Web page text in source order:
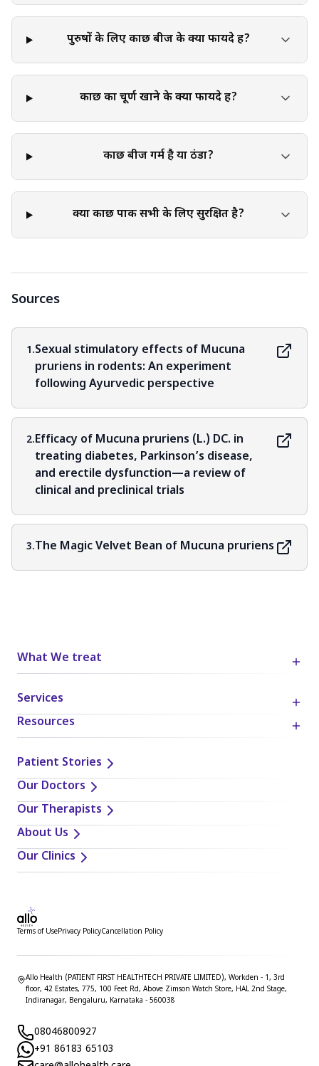
संदेह के साथ अपनाना महत्वपूर्ण है। कुछ प्रथाओं में संभावित जोखिम हो
सकते हैं या मौजूदा चिकित्सा उपचारों के साथ परस्पर क्रिया हो सकती है।
एक स्वास्थ्य देखभाल पेशेवर आपके चिकित्सा इतिहास के आधार पर
मार्गदर्शन प्रदान कर सकता है, उपलब्ध साक्ष्य का मूल्यांकन सकता है, और
सूचित सलाह दे सकता है। विशिष्ट चिकित्सा स्थितियों, एलर्जी या दवाएँ लेने
सावधानी बरतनी चाहिए। कुछ प्रथाओं में मतभेद या प्रतिकूल प्रभाव हो सकते
हैं, और किसी भी वैकल्पिक उपचार को अपनाने से पहले एक स्वास्थ्य
पुरुषों के लिए कौंछ बीज के क्या फायदे हैं?
कौंछ का चूर्ण खाने के क्या फायदे हैं?
कौंछ बीज गर्म है या ठंडा?
क्या कौंछ पाक सभी के लिए सुरक्षित है?
Sources
1.Sexual stimulatory effects of Mucuna
pruriens in rodents: An experiment
following Ayurvedic perspective
2.Efficacy of Mucuna pruriens (L.) DC. in
treating diabetes, Parkinson’s disease,
and erectile dysfunction—a review of
clinical and preclinical trials
3.The Magic Velvet Bean of Mucuna pruriens
What We treat
Services
Resources
Patient Stories
Our Doctors
Our Therapists
About Us
Our Clinics
Terms of UsePrivacy PolicyCancellation Policy
Allo Health (PATIENT FIRST HEALTHTECH PRIVATE LIMITED), Workden - 1, 3rd
floor, 42 Estates, 775, 100 Feet Rd, Above Zimson Watch Store, HAL 2nd Stage,
Indiranagar, Bengaluru, Karnataka - 560038
08046800927
+91 86183 65103